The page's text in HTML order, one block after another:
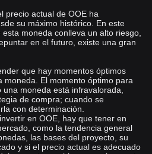
precio actual de OOE ha
su máximo histórico. En este
moneda conlleva un alto riesgo,
en el futuro, existe una gran
que hay momentos óptimos
moneda. El momento óptimo para
moneda está infravalorada,
de compra; cuando se
con determinación.
en OOE, hay que tener en
como la tendencia general
las bases del proyecto, su
y si el precio actual es adecuado